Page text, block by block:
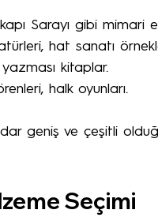
Sarayı gibi mimari
hat sanatı
kitaplar.
halk oyunları.
geniş ve çeşitli
Seçimi